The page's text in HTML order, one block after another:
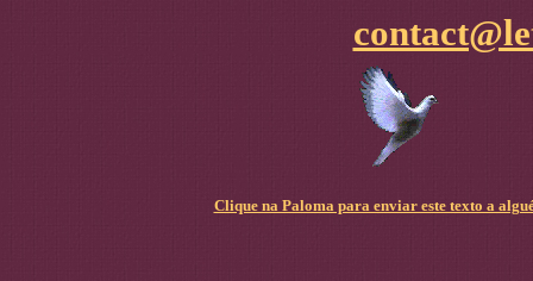
Clique na Paloma para enviar este texto a